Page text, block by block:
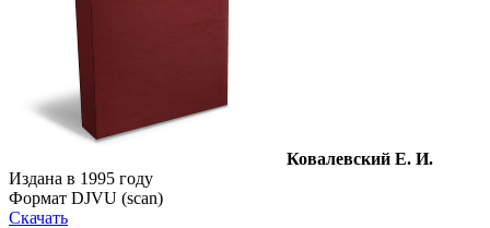
Ковалевский Е. И.
Издана в 1995 году
Формат DJVU (scan)
Скачать